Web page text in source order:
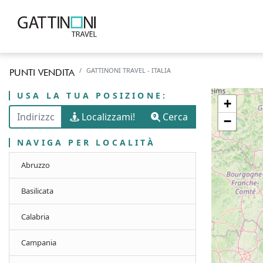
PUNTI VENDITA GATTINONI TRAVEL - ITALIA
USA LA TUA POSIZIONE:
Localizzami! Cerca
NAVIGA PER LOCALITÀ
Abruzzo
Basilicata
Calabria
Campania
+
−